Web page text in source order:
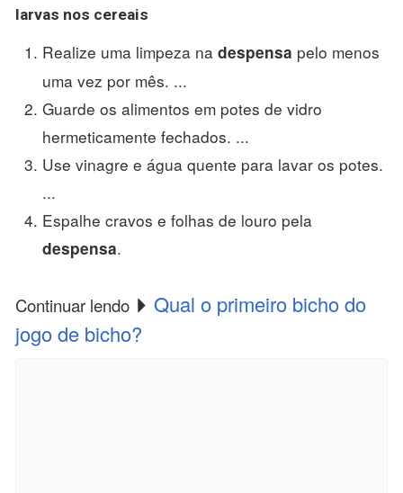
larvas nos cereais
Realize uma limpeza na despensa pelo menos
uma vez por mês. ...
Guarde os alimentos em potes de vidro
hermeticamente fechados. ...
Use vinagre e água quente para lavar os potes.
...
Espalhe cravos e folhas de louro pela
despensa.
Continuar lendo
Qual o primeiro bicho do
jogo de bicho?